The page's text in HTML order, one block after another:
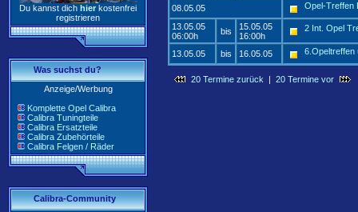
Du kannst dich hier kostenfrei
registrieren
Was suchst du?
Anzeige/Werbung
Komplette Opel Calibra
Calibra Tuningteile
Calibra Ersatzteile
Calibra Zubehörteile
Calibra Felgen / Räder
Calibra-Community
08.05.05 Opel-Treffen
13.05.05
06:00h
bis
15.05.05
16:00h
2 Int. Opel
13.05.05 bis 16.05.05 6.Opeltreffen
20 Termine zurück | 20 Termine vor